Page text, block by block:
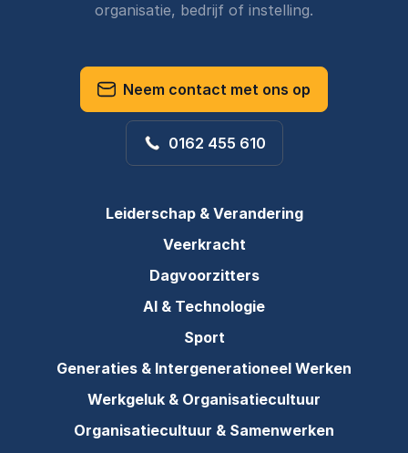
organisatie, bedrijf of instelling.
Neem contact met ons op
0162 455 610
Leiderschap & Verandering
Veerkracht
Dagvoorzitters
AI & Technologie
Sport
Generaties & Intergenerationeel Werken
Werkgeluk & Organisatiecultuur
Organisatiecultuur & Samenwerken